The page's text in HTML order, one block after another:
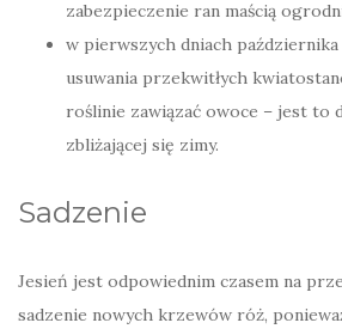
zabezpieczenie ran maścią
w pierwszych dniach
usuwania przekwitłych
roślinie zawiązać owoce – jest to
zbliżającej się zimy.
Sadzenie
Jesień jest odpowiednim czasem na
sadzenie nowych krzewów róż,